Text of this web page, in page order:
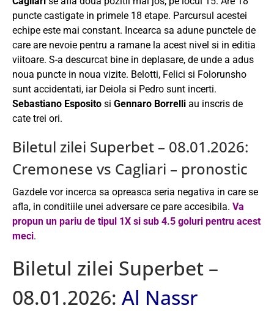
puncte castigate in primele 18 etape. Parcursul acestei
echipe este mai constant. Incearca sa adune punctele de
care are nevoie pentru a ramane la acest nivel si in editia
viitoare. S-a descurcat bine in deplasare, de unde a adus
noua puncte in noua vizite. Belotti, Felici si Folorunsho
sunt accidentati, iar Deiola si Pedro sunt incerti.
Sebastiano Esposito si Gennaro Borrelli au inscris de
cate trei ori.
Biletul zilei Superbet – 08.01.2026:
Cremonese vs Cagliari – pronostic
Gazdele vor incerca sa opreasca seria negativa in care se
afla, in conditiile unei adversare ce pare accesibila. Va
propun un pariu de tipul 1X si sub 4.5 goluri pentru acest
meci.
Biletul zilei Superbet –
08.01.2026: Al Nassr